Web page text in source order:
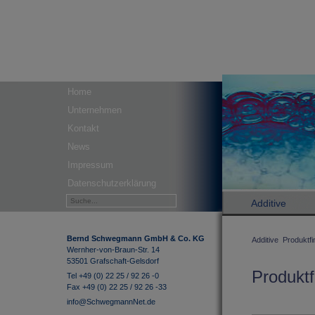
Home
Unternehmen
Kontakt
News
Impressum
Datenschutzerklärung
Bernd Schwegmann GmbH & Co. KG
Wernher-von-Braun-Str. 14
53501 Grafschaft-Gelsdorf
Tel +49 (0) 22 25 / 92 26 -0
Fax +49 (0) 22 25 / 92 26 -33
info@SchwegmannNet.de
Additive
Additive